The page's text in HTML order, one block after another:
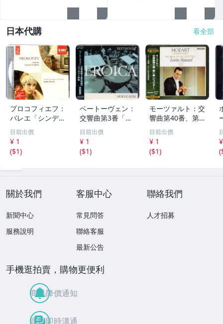
日本代購 看全部
プロコフィエフ：
バレエ「シンデレ
ラ」、交響曲第1
番「古典」 アン
ドレ・プレヴィン
EMI 70
目前出價
¥ 1
($1)
ベートーヴェン：
交響曲第3番「英
雄」、コリオラン
序曲 金聖響 WA
RNER CLASSICS
224
目前出價
¥ 1
($1)
モーツァルト：交
響曲第40番、第4
1番「ジュピタ
ー」 ロリン・マ
ゼール PHILIPS 2
21
目前出價
¥ 1
($1)
(
關於我們
新聞中心
服務說明
客服中心
常見問答
聯絡客服
最新公告
聯絡我們
人才招募
手機逛拍賣，購物更便利
商品降價通知
買賣即時溝通